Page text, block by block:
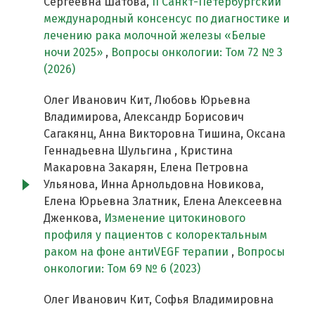
международный консенсус по диагностике и
лечению рака молочной железы «Белые
ночи 2025» , Вопросы онкологии: Том 72 № 3
(2026)
Олег Иванович Кит, Любовь Юрьевна
Владимирова, Александр Борисович
Сагакянц, Анна Викторовна Тишина, Оксана
Геннадьевна Шульгина , Кристина
Макаровна Закарян, Елена Петровна
Ульянова, Инна Арнольдовна Новикова,
Елена Юрьевна Златник, Елена Алексеевна
Дженкова, Изменение цитокинового
профиля у пациентов с колоректальным
раком на фоне антиVEGF терапии , Вопросы
онкологии: Том 69 № 6 (2023)
Олег Иванович Кит, Софья Владимировна